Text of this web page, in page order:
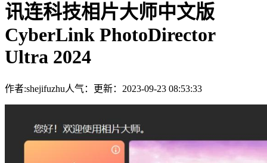
讯连科技相片大师中文版
CyberLink PhotoDirector
Ultra 2024
作者:shejifuzhu人气： 更新：2023-09-23 08:53:33